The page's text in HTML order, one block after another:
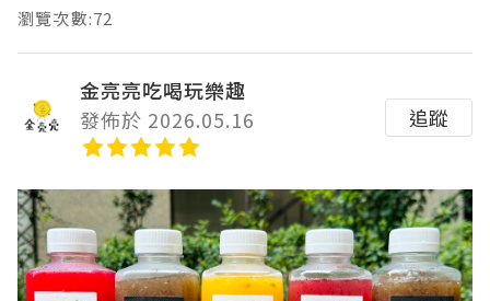
瀏覽次數:72
金亮亮吃喝玩樂趣
發佈於 2026.05.16
追蹤